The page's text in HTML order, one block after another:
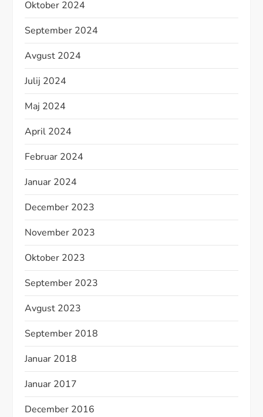
Oktober 2024
September 2024
Avgust 2024
Julij 2024
Maj 2024
April 2024
Februar 2024
Januar 2024
December 2023
November 2023
Oktober 2023
September 2023
Avgust 2023
September 2018
Januar 2018
Januar 2017
December 2016